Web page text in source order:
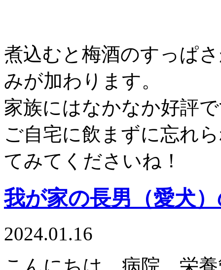
煮込むと梅酒のすっぱ
みが加わります。
家族にはなかなか好評
ご自宅に飲まずに忘れ
てみてくださいね！
我が家の長男（愛犬
2024.01.16